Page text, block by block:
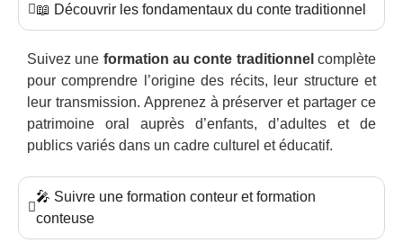
📖 Découvrir les fondamentaux du conte traditionnel
Suivez une formation au conte traditionnel complète
pour comprendre l’origine des récits, leur structure et
leur transmission. Apprenez à préserver et partager ce
patrimoine oral auprès d’enfants, d’adultes et de
publics variés dans un cadre culturel et éducatif.
🎤 Suivre une formation conteur et formation
conteuse